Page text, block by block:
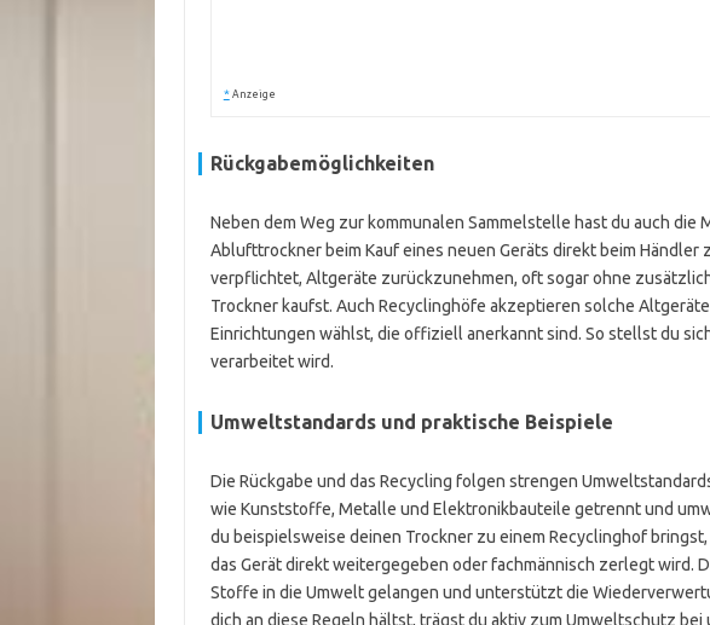
* Anzeige
Rückgabemöglichkeiten
Neben dem Weg zur kommunalen Sammelstelle hast du auch die
Ablufttrockner beim Kauf eines neuen Geräts direkt beim Händler
verpflichtet, Altgeräte zurückzunehmen, oft sogar ohne
Trockner kaufst. Auch Recyclinghöfe akzeptieren solche
Einrichtungen wählst, die offiziell anerkannt sind. So stellst du
verarbeitet wird.
Umweltstandards und praktische Beispiele
Die Rückgabe und das Recycling folgen strengen
wie Kunststoffe, Metalle und Elektronikbauteile getrennt und
du beispielsweise deinen Trockner zu einem Recyclinghof
das Gerät direkt weitergegeben oder fachmännisch zerlegt wird.
Stoffe in die Umwelt gelangen und unterstützt die
dich an diese Regeln hältst, trägst du aktiv zum Umweltschutz